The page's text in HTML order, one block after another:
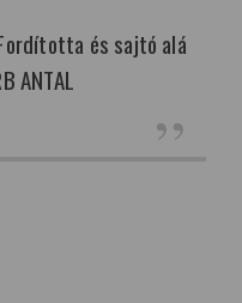
és sajtó alá
ANTAL